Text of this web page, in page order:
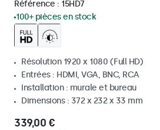
Référence : 15HD7
100+ pièces en stock
Résolution 1920 x 1080 (Full HD)
Entrées : HDMI, VGA, BNC, RCA
Installation : murale et bureau
Dimensions : 372 x 232 x 33 mm
339,00 €